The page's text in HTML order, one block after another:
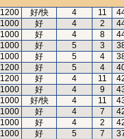
1200 好/快 4 11
1000 好 4 2
1000 好 4 8
1000 好 5 3
1000 好 5 4
1200 好 5 4
1200 好 4 11
1000 好 4 9
1000 好/快 4 11
1000 好 4 7
1000 好 4 2
1000 好 5 7